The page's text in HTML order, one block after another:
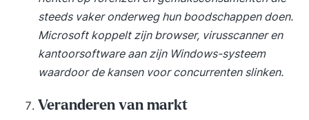
Growth Tribe, Wabtec, Reddata, Nationale Politie,
Belastingdienst, Interpolis, Rijkswaterstaat, Ictro,
Doktersonline, Superbrave, eHealth Ventures
Group, Ministerie van Binnenlandse Zaken,
VerzekeringsBank, HHS, Gemeente Staphorst,
steeds vaker onderweg hun boodschappen doen.
Microsoft koppelt zijn browser, virusscanner en
kantoorsoftware aan zijn Windows-systeem
waardoor de kansen voor concurrenten slinken.
Veranderen van markt